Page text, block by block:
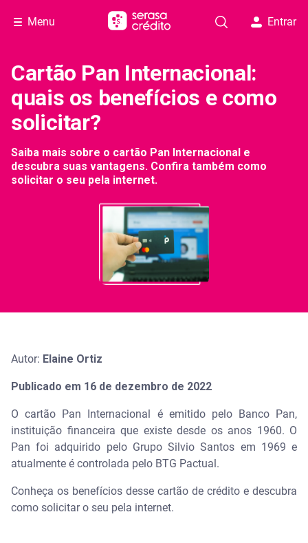
Menu Entrar
Cartão Pan Internacional:
quais os benefícios e como
solicitar?
Saiba mais sobre o cartão Pan Internacional e
descubra suas vantagens. Confira também como
solicitar o seu pela internet.
Autor: Elaine Ortiz
Publicado em 16 de dezembro de 2022
O cartão Pan Internacional é emitido pelo Banco Pan,
instituição financeira que existe desde os anos 1960. O
Pan foi adquirido pelo Grupo Silvio Santos em 1969 e
atualmente é controlada pelo BTG Pactual.
Conheça os benefícios desse cartão de crédito e descubra
como solicitar o seu pela internet.